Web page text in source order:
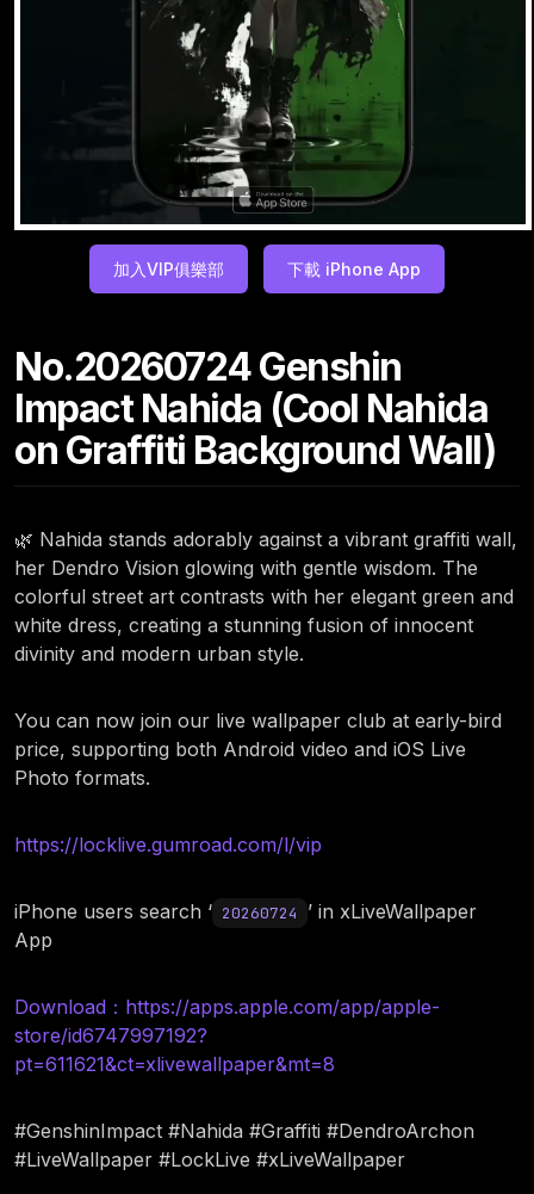
加入VIP俱樂部 下載 iPhone App
No.20260724 Genshin
Impact Nahida (Cool Nahida
on Graffiti Background Wall)
🌿 Nahida stands adorably against a vibrant graffiti wall,
her Dendro Vision glowing with gentle wisdom. The
colorful street art contrasts with her elegant green and
white dress, creating a stunning fusion of innocent
divinity and modern urban style.
You can now join our live wallpaper club at early-bird
price, supporting both Android video and iOS Live
Photo formats.
https://locklive.gumroad.com/l/vip
iPhone users search ‘ 20260724
’ in xLiveWallpaper
App
Download：https://apps.apple.com/app/apple-
store/id6747997192?
pt=611621&ct=xlivewallpaper&mt=8
#GenshinImpact #Nahida #Graffiti #DendroArchon
#LiveWallpaper #LockLive #xLiveWallpaper